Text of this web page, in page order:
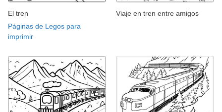
El tren
Páginas de Legos para
imprimir
Viaje en tren entre amigos